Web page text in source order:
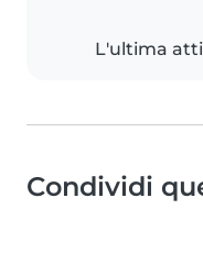
L'ultima
Condividi